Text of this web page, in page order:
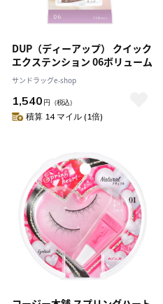
DUP（ディーアップ） クイック
エクステンション 06ボリューム
サンドラッグe-shop
1,540 円 （税込）
積算 14 マイル (1倍)